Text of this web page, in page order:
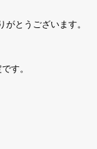
とうございます。
す。